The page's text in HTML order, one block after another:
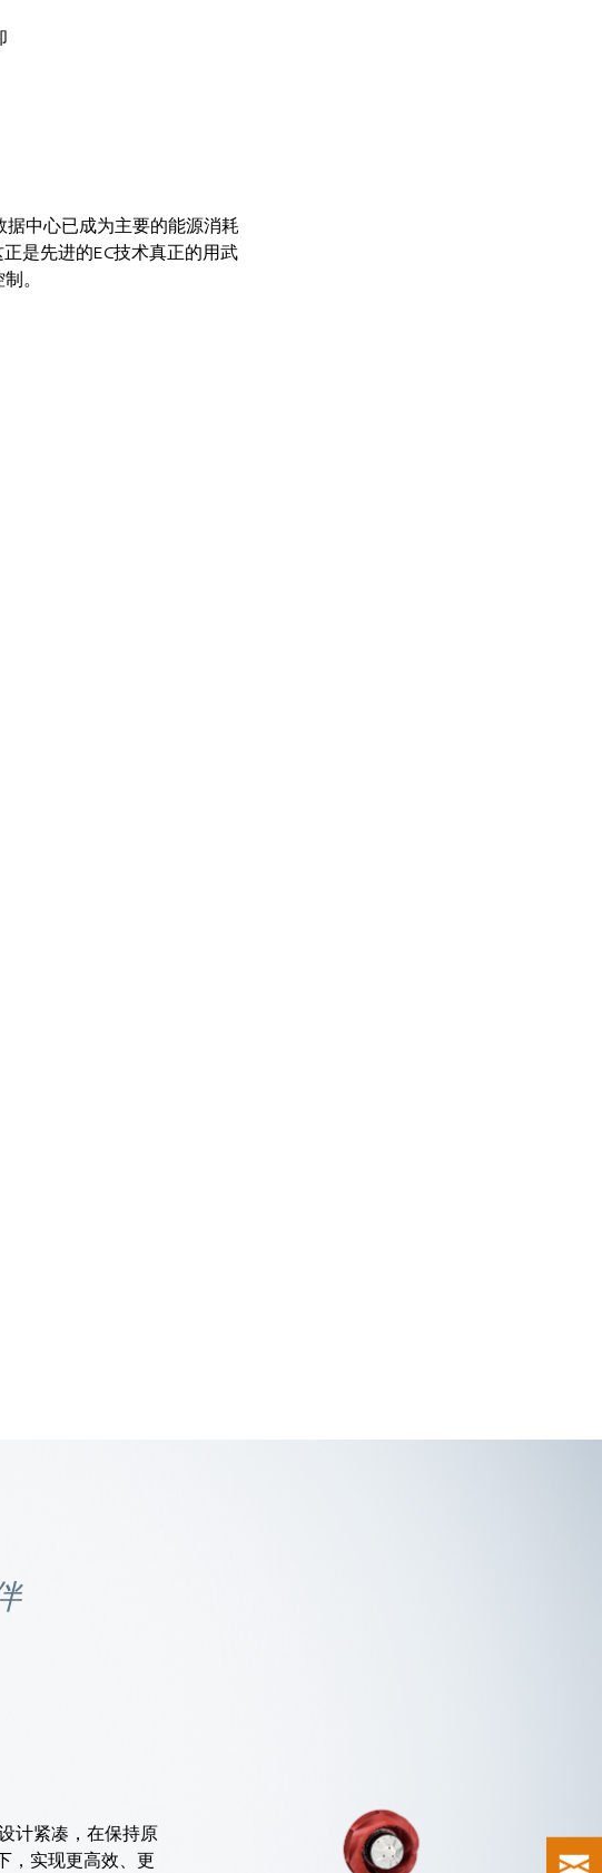
中心已成为主要的能源消耗
是先进的EC技术真正的用武
。
计紧凑，在保持原
，实现更高效、更